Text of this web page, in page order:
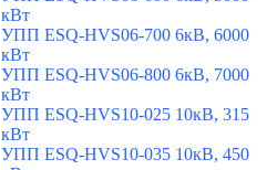
кВт
УПП ESQ-HVS06-700 6кВ, 6000
кВт
УПП ESQ-HVS06-800 6кВ, 7000
кВт
УПП ESQ-HVS10-025 10кВ, 315
кВт
УПП ESQ-HVS10-035 10кВ, 450